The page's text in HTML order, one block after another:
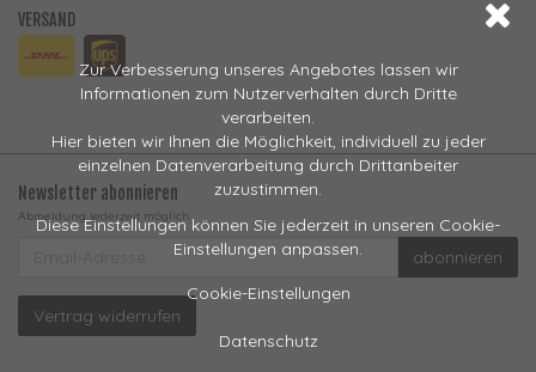
Zur Verbesserung unseres Angebotes lassen wir
Informationen zum Nutzerverhalten durch Dritte
verarbeiten.
Hier bieten wir Ihnen die Möglichkeit, individuell zu jeder
einzelnen Datenverarbeitung durch Drittanbeiter
zuzustimmen.
Diese Einstellungen können Sie jederzeit in unseren Cookie-
Einstellungen anpassen.
Cookie-Einstellungen
Datenschutz
VERSAND
Newsletter abonnieren
Abmeldung jederzeit möglich
abonnieren
Vertrag widerrufen